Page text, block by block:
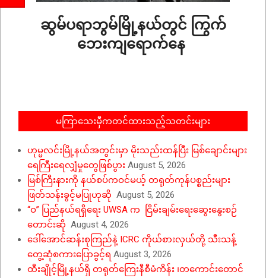
ဆွမ်ပရာဘွမ်မြို့နယ်တွင် ကြွက်
ဘေးကျရောက်နေ
မကြာသေးမှီကတင်ထားသည့်သတင်းများ
ဟုမ္မလင်းမြို့နယ်အတွင်းမှာ မိုးသည်းထန်ပြီး မြစ်ချောင်းများ
ရေကြီးရေလျှံမှုတွေဖြစ်ပွား August 5, 2026
မြစ်ကြီးနားကို နယ်စပ်ကဝင်မယ့် တရုတ်ကုန်ပစ္စည်းများ
ဖြတ်သန်းခွင့်မပြုဟုဆို August 5, 2026
“ဝ” ပြည်နယ်ရရှိရေး UWSA က ငြိမ်းချမ်းရေးဆွေးနွေးစဉ်
တောင်းဆို August 4, 2026
ဒေါ်အောင်ဆန်းစုကြည်နဲ့ ICRC ကိုယ်စားလှယ်တို့ သီးသန့်
တွေ့ဆုံစကားပြောခွင့်ရ August 3, 2026
ထီးချိုင့်မြို့နယ်ရှိ တရုတ်ကြေးနီစီမံကိန်း ၊တကောင်းတောင်